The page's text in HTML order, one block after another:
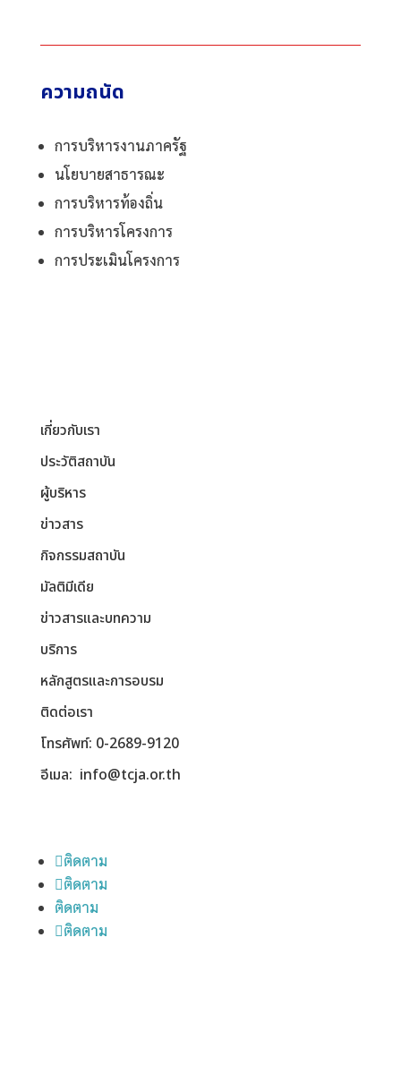
ความถนัด
การบริหารงานภาครัฐ
นโยบายสาธารณะ
การบริหารท้องถิ่น
การบริหารโครงการ
การประเมินโครงการ
เกี่ยวกับเรา
ประวัติสถาบัน
ผู้บริหาร
ข่าวสาร
กิจกรรมสถาบัน
มัลติมีเดีย
ข่าวสารและบทความ
บริการ
หลักสูตรและการอบรม
ติดต่อเรา
โทรศัพท์: 0-2689-9120
อีเมล: info@tcja.or.th
ติดตาม
ติดตาม
ติดตาม
ติดตาม